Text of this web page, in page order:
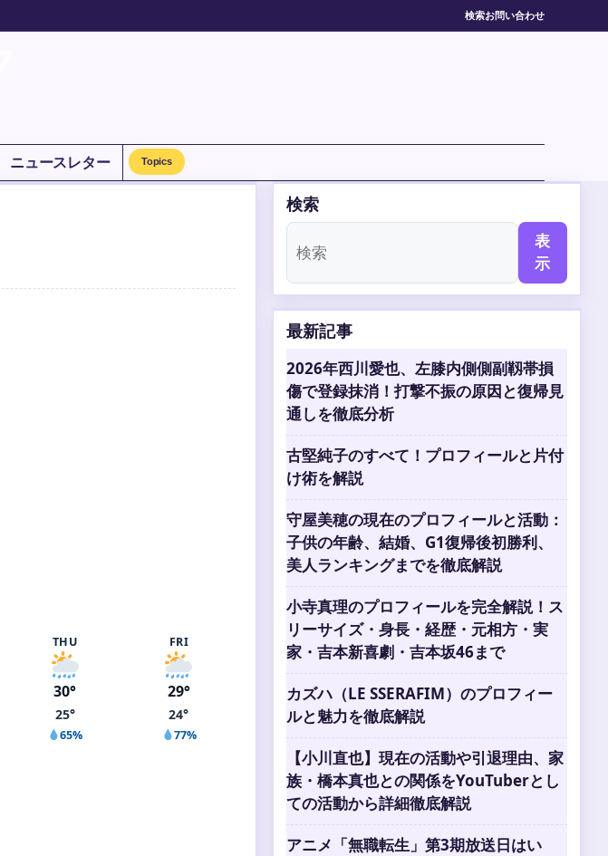
検索お問い合わせ
ニュースレター Topics
THU
30°
25°
65%
FRI
29°
24°
77%
検索
表
示
最新記事
2026年西川愛也、左膝内側側副靱帯損
傷で登録抹消！打撃不振の原因と復帰見
通しを徹底分析
古堅純子のすべて！プロフィールと片付
け術を解説
守屋美穂の現在のプロフィールと活動：
子供の年齢、結婚、G1復帰後初勝利、
美人ランキングまでを徹底解説
小寺真理のプロフィールを完全解説！ス
リーサイズ・身長・経歴・元相方・実
家・吉本新喜劇・吉本坂46まで
カズハ（LE SSERAFIM）のプロフィー
ルと魅力を徹底解説
【小川直也】現在の活動や引退理由、家
族・橋本真也との関係をYouTuberとし
ての活動から詳細徹底解説
アニメ「無職転生」第3期放送日はい